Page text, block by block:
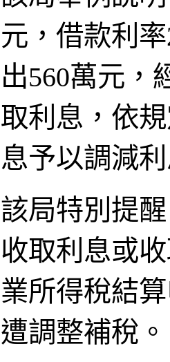
元，借款利
出560萬元，
取利息，依
息予以調減
該局特別提
收取利息或
業所得稅結
遭調整補稅。